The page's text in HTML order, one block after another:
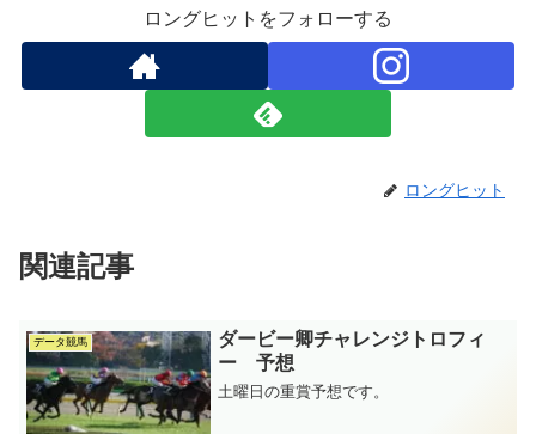
ロングヒットをフォローする
ロングヒット
関連記事
データ競馬
ダービー卿チャレンジトロフィ
ー 予想
土曜日の重賞予想です。